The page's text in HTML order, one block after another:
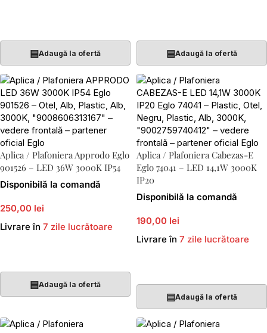
▤Adaugă la ofertă ▤Adaugă la ofertă
Aplica / Plafoniera Approdo Eglo
901526 – LED 36W 3000K IP54
Disponibilă la comandă
250,00 lei
Livrare în 7 zile lucrătoare
▤Adaugă la ofertă
Aplica / Plafoniera Cabezas-E
Eglo 74041 – LED 14,1W 3000K
IP20
Disponibilă la comandă
190,00 lei
Livrare în 7 zile lucrătoare
▤Adaugă la ofertă